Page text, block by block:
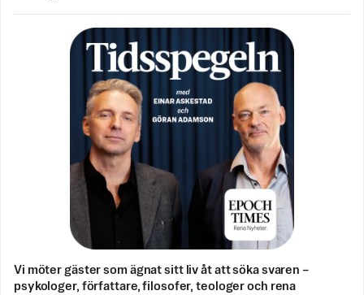
Vi möter gäster som ägnat sitt liv åt att söka svaren –
psykologer, författare, filosofer, teologer och rena